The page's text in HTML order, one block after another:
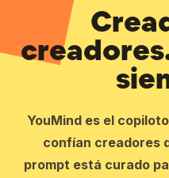
YouMind es el
confían creadores
prompt está curado